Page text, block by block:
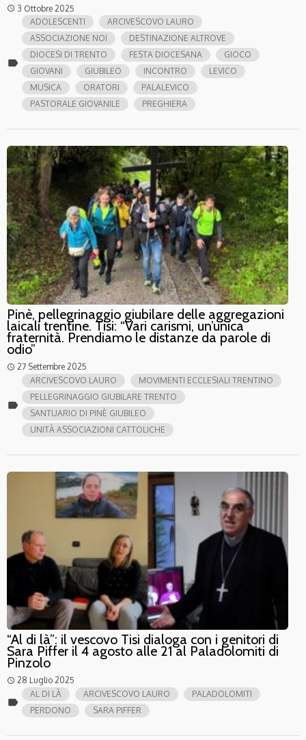
access_time 3 Ottobre 2025
label
ADOLESCENTI
ARCIVESCOVO LAURO
ASSOCIAZIONE NOI
DESTINAZIONE ALTROVE
DIOCESI DI TRENTO
FESTA DIOCESANA
GIOCO
GIOVANI
GIUBILEO INCONTRO
LEVICO
MUSICA
ORATORI
PALALEVICO
PASTORALE GIOVANILE
PREGHIERA
Pinè, pellegrinaggio giubilare delle aggregazioni
laicali trentine. Tisi: “Vari carismi, un’unica
fraternità. Prendiamo le distanze da parole di
odio”
access_time 27 Settembre 2025
label
ARCIVESCOVO LAURO
MOVIMENTI ECCLESIALI TRENTINO
PELLEGRINAGGIO GIUBILARE TRENTO
SANTUARIO DI PINÈ GIUBILEO
UNITÀ ASSOCIAZIONI CATTOLICHE
“Al di là”: il vescovo Tisi dialoga con i genitori di
Sara Piffer il 4 agosto alle 21 al Paladolomiti di
Pinzolo
access_time 28 Luglio 2025
label
AL DI LÀ ARCIVESCOVO LAURO
PALADOLOMITI
PERDONO
SARA PIFFER